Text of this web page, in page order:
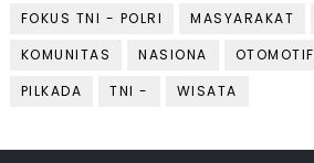
FOKUS TNI - POLRI
MASYARAKAT
KOMUNITAS
NASIONA OTOMOTIF
PILKADA
TNI - WISATA